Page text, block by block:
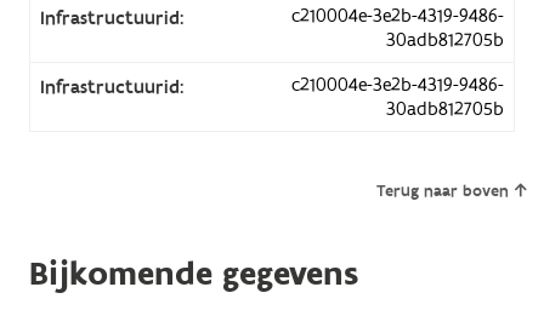
Infrastructuurid:
c210004e-3e2b-4319-9486-
30adb812705b
Infrastructuurid:
c210004e-3e2b-4319-9486-
30adb812705b
Terug naar boven
Bijkomende gegevens